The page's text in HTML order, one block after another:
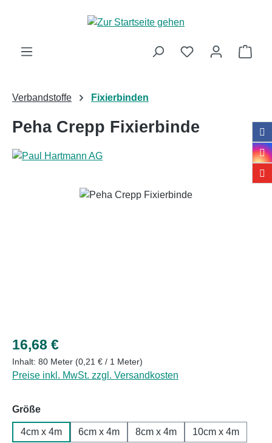
Zum Hauptinhalt springen
Verbandstoffe Fixierbinden
Peha Crepp Fixierbinde
Bildergalerie überspringen
Regulärer Preis:
16,68 €
Inhalt: 80 Meter (0,21 € / 1 Meter)
Preise inkl. MwSt. zzgl. Versandkosten
Größeauswählen
4cm x 4m 6cm x 4m 8cm x 4m 10cm x 4m